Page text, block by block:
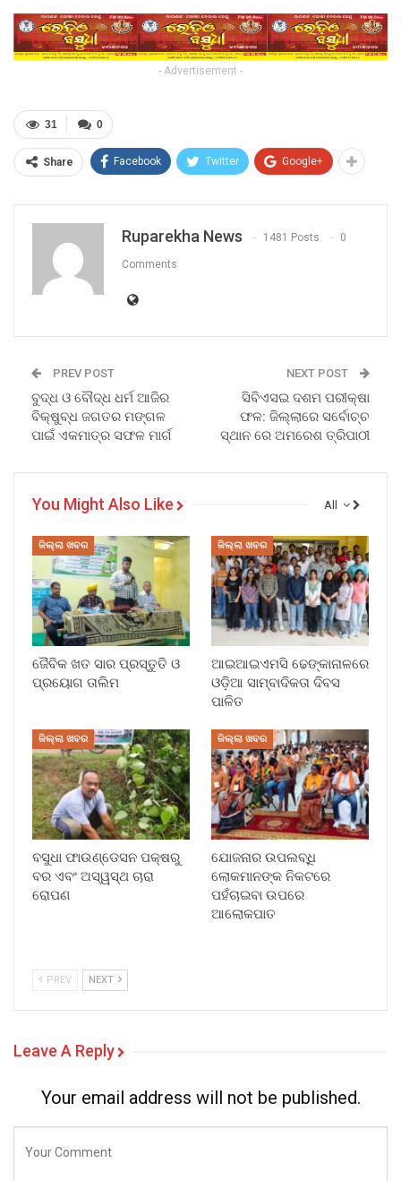
- Advertisement -
0
31
Share Facebook Twitter Google+
Ruparekha News 1481 Posts 0
Comments
PREV POST
ବୁଦ୍ଧ ଓ ବୌଦ୍ଧ ଧର୍ମ ଆଜିର
ବିକ୍ଷୁବ୍ଧ ଜଗତର ମଙ୍ଗଳ
ପାଇଁ ଏକମାତ୍ର ସଫଳ ମାର୍ଗ
NEXT POST
ସିବିଏସଇ ଦଶମ ପରୀକ୍ଷା
ଫଳ: ଜିଲ୍ଲାରେ ସର୍ବୋଚ୍ଚ
ସ୍ଥାନ ରେ ଅମରେଶ ତ୍ରିପାଠୀ
All
You Might Also Like
ଜିଲ୍ଲା ଖବର
ଜୈବିକ ଖତ ସାର ପ୍ରସ୍ତୁତି ଓ
ପ୍ରୟୋଗ ତାଲିମ
ଜିଲ୍ଲା ଖବର
ଆଇଆଇଏମସି ଢେଙ୍କାନାଳରେ
ଓଡ଼ିଆ ସାମ୍ବାଦିକତା ଦିବସ
ପାଳିତ
ଜିଲ୍ଲା ଖବର
ବସୁଧା ଫାଉଣ୍ଡେସନ ପକ୍ଷରୁ
ବର ଏବଂ ଅସ୍ୱସ୍ଥ ଚାରା
ରୋପଣ
ଜିଲ୍ଲା ଖବର
ଯୋଜନାର ଉପଲବ୍ଧି
ଲୋକମାନଙ୍କ ନିକଟରେ
ପହଁଚାଇବା ଉପରେ
ଆଲୋକପାତ
PREV NEXT
Leave A Reply
Your email address will not be published.